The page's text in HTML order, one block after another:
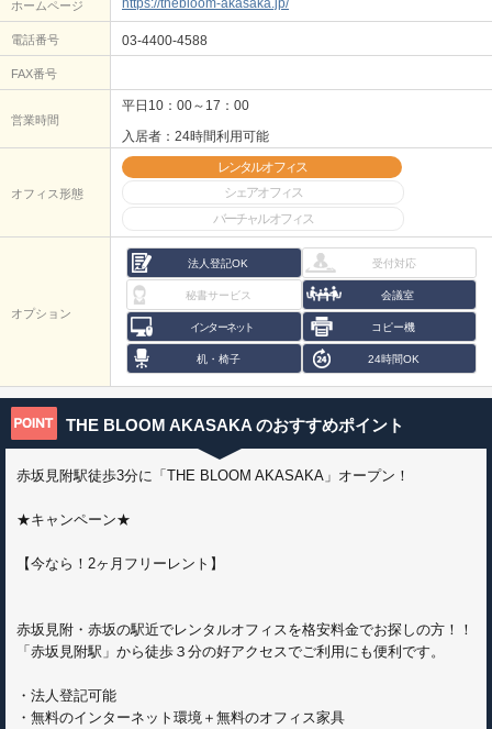
ホームページ https://thebloom-akasaka.jp/
電話番号 03-4400-4588
FAX番号
営業時間
平日10：00～17：00
入居者：24時間利用可能
オフィス形態
レンタルオフィス
シェアオフィス
バーチャルオフィス
オプション
法人登記OK 受付対応
秘書サービス 会議室
インターネット コピー機
机・椅子 24時間OK
THE BLOOM AKASAKA のおすすめポイント
赤坂見附駅徒歩3分に「THE BLOOM AKASAKA」オープン！
★キャンペーン★
【今なら！2ヶ月フリーレント】
赤坂見附・赤坂の駅近でレンタルオフィスを格安料金でお探しの方！！
「赤坂見附駅」から徒歩３分の好アクセスでご利用にも便利です。
・法人登記可能
・無料のインターネット環境＋無料のオフィス家具